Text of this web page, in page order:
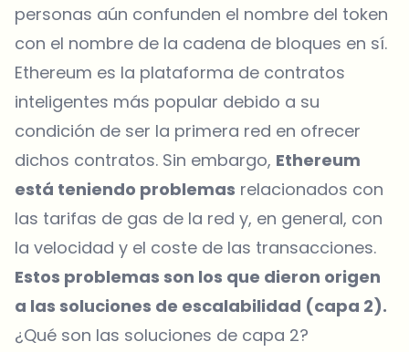
personas aún confunden el nombre del token
con el nombre de la cadena de bloques en sí.
Ethereum es la plataforma de contratos
inteligentes más popular debido a su
condición de ser la primera red en ofrecer
dichos contratos. Sin embargo, Ethereum
está teniendo problemas relacionados con
las tarifas de gas de la red y, en general, con
la velocidad y el coste de las transacciones.
Estos problemas son los que dieron origen
a las soluciones de escalabilidad (capa 2).
¿Qué son las soluciones de capa 2?